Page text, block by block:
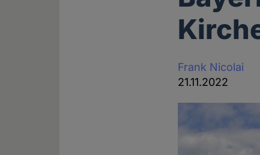
Frank Nicolai
21.11.2022